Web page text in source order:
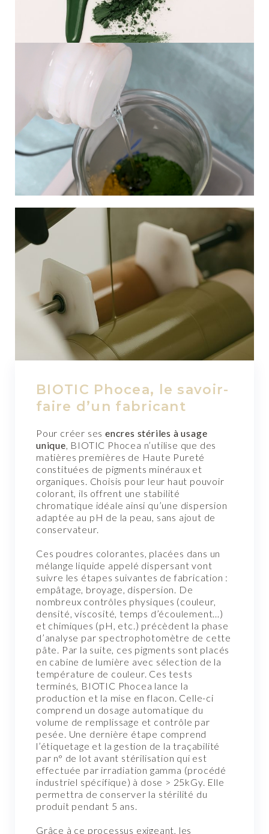
BIOTIC Phocea, le savoir-
faire d’un fabricant
Pour créer ses encres stériles à usage
unique, BIOTIC Phocea n’utilise que des
matières premières de Haute Pureté
constituées de pigments minéraux et
organiques. Choisis pour leur haut pouvoir
colorant, ils offrent une stabilité
chromatique idéale ainsi qu’une dispersion
adaptée au pH de la peau, sans ajout de
conservateur.
Ces poudres colorantes, placées dans un
mélange liquide appelé dispersant vont
suivre les étapes suivantes de fabrication :
empâtage, broyage, dispersion. De
nombreux contrôles physiques (couleur,
densité, viscosité, temps d’écoulement…)
et chimiques (pH, etc.) précèdent la phase
d’analyse par spectrophotomètre de cette
pâte. Par la suite, ces pigments sont placés
en cabine de lumière avec sélection de la
température de couleur. Ces tests
terminés, BIOTIC Phocea lance la
production et la mise en flacon. Celle-ci
comprend un dosage automatique du
volume de remplissage et contrôle par
pesée. Une dernière étape comprend
l’étiquetage et la gestion de la traçabilité
par n° de lot avant stérilisation qui est
effectuée par irradiation gamma (procédé
industriel spécifique) à dose > 25kGy. Elle
permettra de conserver la stérilité du
produit pendant 5 ans.
Grâce à ce processus exigeant, les